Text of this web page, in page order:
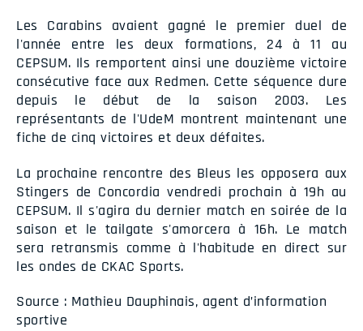
Les Carabins avaient gagné le premier duel de
l'année entre les deux formations, 24 à 11 au
CEPSUM. Ils remportent ainsi une douzième victoire
consécutive face aux Redmen. Cette séquence dure
depuis le début de la saison 2003. Les
représentants de l'UdeM montrent maintenant une
fiche de cinq victoires et deux défaites.
La prochaine rencontre des Bleus les opposera aux
Stingers de Concordia vendredi prochain à 19h au
CEPSUM. Il s'agira du dernier match en soirée de la
saison et le tailgate s'amorcera à 16h. Le match
sera retransmis comme à l'habitude en direct sur
les ondes de CKAC Sports.
Source : Mathieu Dauphinais, agent d’information
sportive